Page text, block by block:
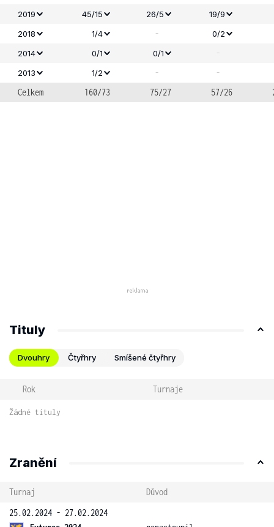
2019
45/15 26/5
19/9
2018
1/4 -
0/2
2014
0/1 0/1 -
2013 1/2 -
-
Celkem
160/73 75/27 57/26
Tituly
Dvouhry Čtyřhry Smíšené čtyřhry
Rok Turnaje
Žádné tituly
Zranění
Turnaj
Důvod
25.02.2024 - 27.02.2024